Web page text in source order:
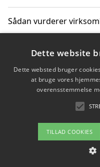
Sådan vurderer
Sådan får du hjælp til
Om / kontakt
Dette website
Dette websted bruger
at bruge vores
overensstemmelse
TILLAD COOKIES